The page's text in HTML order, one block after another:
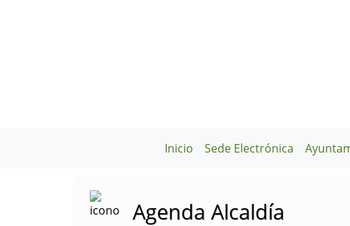
Inicio Sede Electrónica
Agenda Alcaldía